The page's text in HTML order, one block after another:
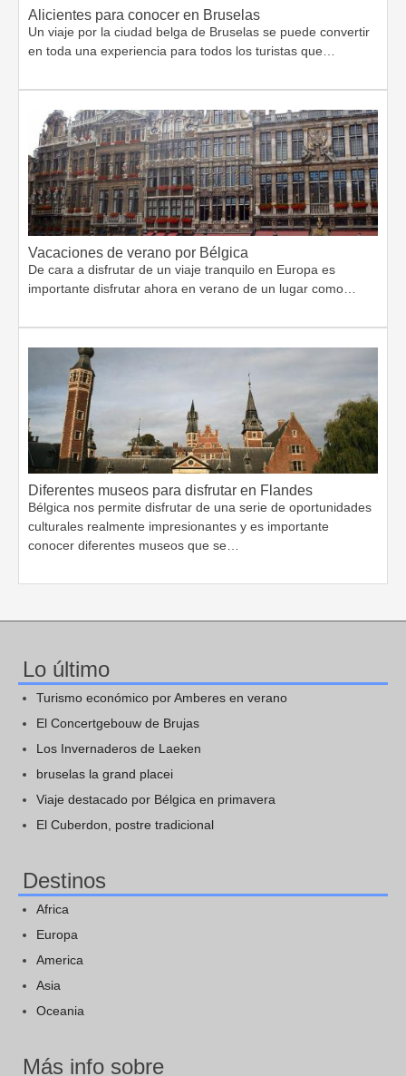
Alicientes para conocer en Bruselas
Un viaje por la ciudad belga de Bruselas se puede convertir
en toda una experiencia para todos los turistas que…
Vacaciones de verano por Bélgica
De cara a disfrutar de un viaje tranquilo en Europa es
importante disfrutar ahora en verano de un lugar como…
Diferentes museos para disfrutar en Flandes
Bélgica nos permite disfrutar de una serie de oportunidades
culturales realmente impresionantes y es importante
conocer diferentes museos que se…
Lo último
Turismo económico por Amberes en verano
El Concertgebouw de Brujas
Los Invernaderos de Laeken
bruselas la grand placei
Viaje destacado por Bélgica en primavera
El Cuberdon, postre tradicional
Destinos
Africa
Europa
America
Asia
Oceania
Más info sobre